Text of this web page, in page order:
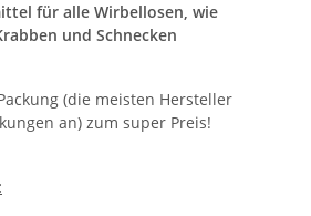
für alle Wirbellosen, wie
und Schnecken
(die meisten Hersteller
an) zum super Preis!